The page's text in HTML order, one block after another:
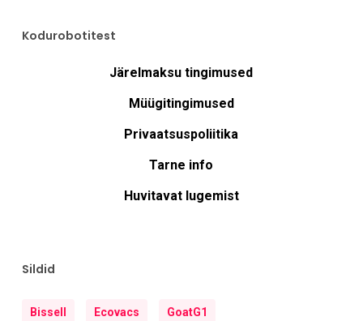
Kodurobotitest
Järelmaksu tingimused
Müügitingimused
Privaatsuspoliitika
Tarne info
Huvitavat lugemist
Sildid
Bissell Ecovacs GoatG1